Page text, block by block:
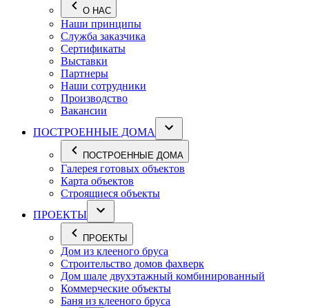
О НАС
Наши принципы
Служба заказчика
Сертификаты
Выставки
Партнеры
Наши сотрудники
Производство
Вакансии
ПОСТРОЕННЫЕ ДОМА
ПОСТРОЕННЫЕ ДОМА
Галерея готовых объектов
Карта объектов
Строящиеся объекты
ПРОЕКТЫ
ПРОЕКТЫ
Дом из клееного бруса
Строительство домов фахверк
Дом шале двухэтажный комбинированный
Коммерческие объекты
Баня из клееного бруса